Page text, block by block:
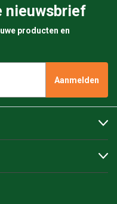
nieuwsbrief
producten en